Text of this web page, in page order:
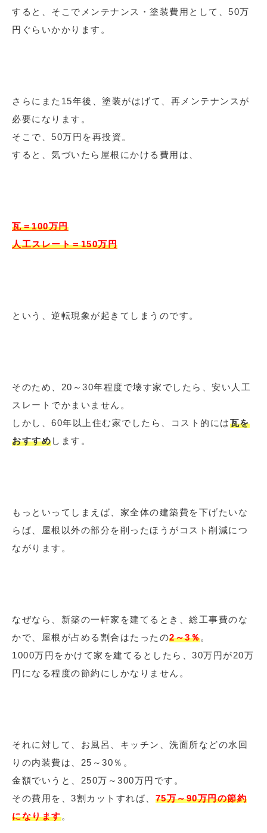
すると、そこでメンテナンス・塗装費用として、50万
円ぐらいかかります。
さらにまた15年後、塗装がはげて、再メンテナンスが
必要になります。
そこで、50万円を再投資。
すると、気づいたら屋根にかける費用は、
瓦＝100万円
人工スレート＝150万円
という、逆転現象が起きてしまうのです。
そのため、20～30年程度で壊す家でしたら、安い人工
スレートでかまいません。
しかし、60年以上住む家でしたら、コスト的には瓦を
おすすめします。
もっといってしまえば、家全体の建築費を下げたいな
らば、屋根以外の部分を削ったほうがコスト削減につ
ながります。
なぜなら、新築の一軒家を建てるとき、総工事費のな
かで、屋根が占める割合はたったの2～3％。
1000万円をかけて家を建てるとしたら、30万円が20万
円になる程度の節約にしかなりません。
それに対して、お風呂、キッチン、洗面所などの水回
りの内装費は、25～30％。
金額でいうと、250万～300万円です。
その費用を、3割カットすれば、 75万～90万円の節約
になります。